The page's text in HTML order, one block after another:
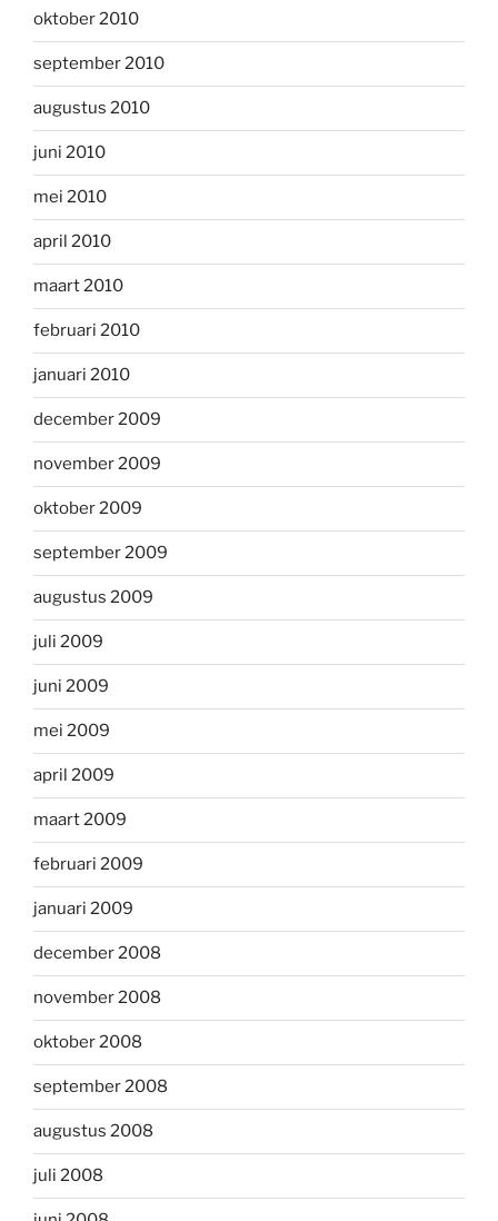
oktober 2010
september 2010
augustus 2010
juni 2010
mei 2010
april 2010
maart 2010
februari 2010
januari 2010
december 2009
november 2009
oktober 2009
september 2009
augustus 2009
juli 2009
juni 2009
mei 2009
april 2009
maart 2009
februari 2009
januari 2009
december 2008
november 2008
oktober 2008
september 2008
augustus 2008
juli 2008